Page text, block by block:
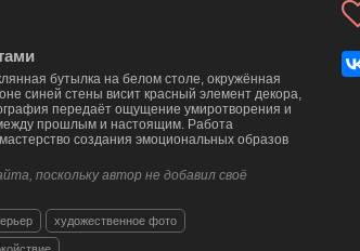
бутылка на белом столе, окружённая
синей стены висит красный элемент декора,
передаёт ощущение умиротворения и
прошлым и настоящим. Работа
создания эмоциональных образов
поскольку автор не добавил своё
художественное фото